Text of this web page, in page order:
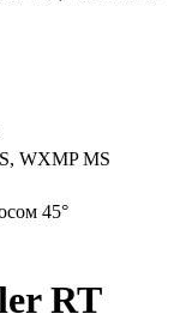
WXMP MS
45°
RT